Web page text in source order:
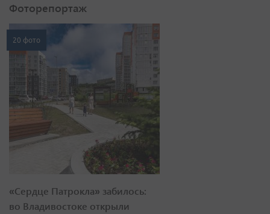
Фоторепортаж
20 фото
«Сердце Патрокла» забилось:
во Владивостоке открыли